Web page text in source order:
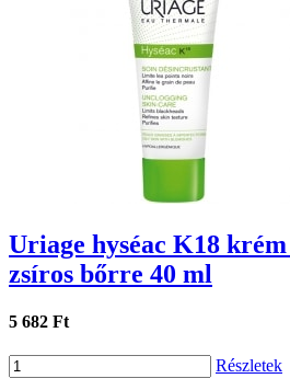
Uriage hyséac K18 krém
zsíros bőrre 40 ml
5 682 Ft
Részletek